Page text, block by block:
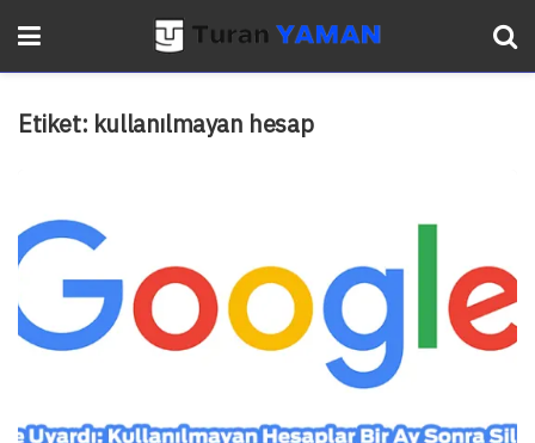
Etiket: kullanılmayan hesap